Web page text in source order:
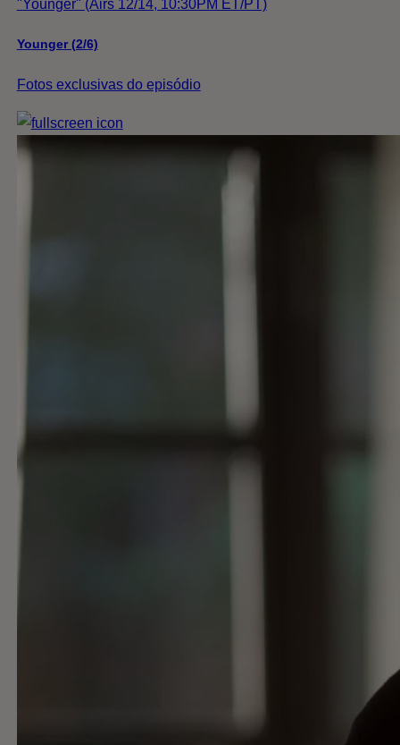
"Younger" (Airs 12/14, 10:30PM ET/PT)
Younger (2/6)
Fotos exclusivas do episódio